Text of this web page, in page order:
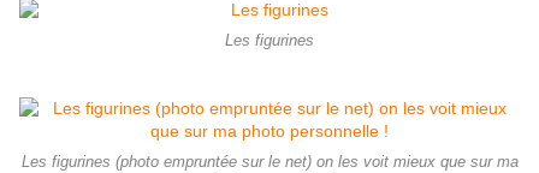
Les figurines
Les figurines (photo empruntée sur le net) on les voit mieux que sur ma